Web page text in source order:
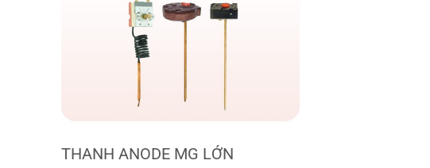
THANH ANODE MG LỚN